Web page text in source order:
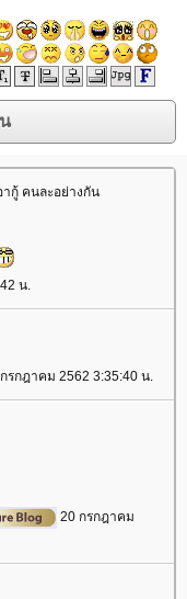
กู้ คนละอย่างกัน
น.
รกฎาคม 2562 3:35:40 น.
20 กรกฎาคม